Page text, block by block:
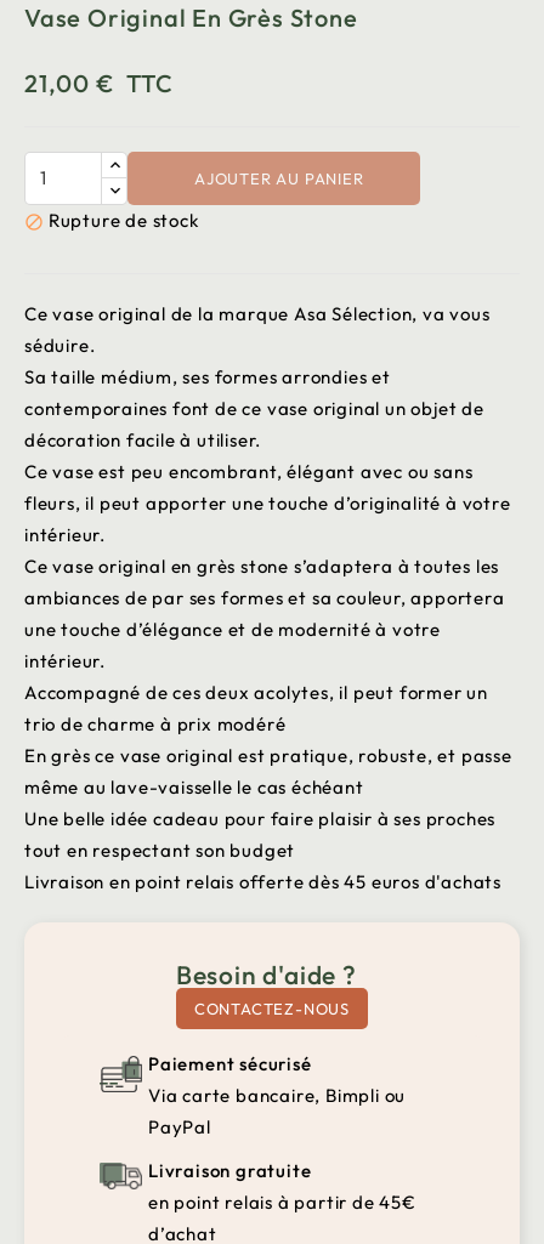
Vase Original En Grès Stone
21,00 € TTC
AJOUTER AU PANIER
 Rupture de stock
Ce vase original de la marque Asa Sélection, va vous
séduire.
Sa taille médium, ses formes arrondies et
contemporaines font de ce vase original un objet de
décoration facile à utiliser.
Ce vase est peu encombrant, élégant avec ou sans
fleurs, il peut apporter une touche d’originalité à votre
intérieur.
Ce vase original en grès stone s’adaptera à toutes les
ambiances de par ses formes et sa couleur, apportera
une touche d’élégance et de modernité à votre
intérieur.
Accompagné de ces deux acolytes, il peut former un
trio de charme à prix modéré
En grès ce vase original est pratique, robuste, et passe
même au lave-vaisselle le cas échéant
Une belle idée cadeau pour faire plaisir à ses proches
tout en respectant son budget
Livraison en point relais offerte dès 45 euros d'achats
Besoin d'aide ?
CONTACTEZ-NOUS
Paiement sécurisé
Via carte bancaire, Bimpli ou
PayPal
Livraison gratuite
en point relais à partir de 45€
d’achat